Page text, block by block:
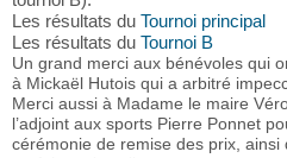
Les résultats du Tournoi principal
Les résultats du Tournoi B
Un grand merci aux bénévoles qui
à Mickaël Hutois qui a arbitré
Merci aussi à Madame le maire
l’adjoint aux sports Pierre Ponnet
cérémonie de remise des prix, ainsi